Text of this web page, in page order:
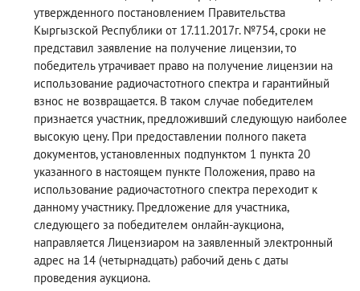
утвержденного постановлением Правительства
Кыргызской Республики от 17.11.2017г. №754, сроки не
представил заявление на получение лицензии, то
победитель утрачивает право на получение лицензии на
использование радиочастотного спектра и гарантийный
взнос не возвращается. В таком случае победителем
признается участник, предложивший следующую наиболее
высокую цену. При предоставлении полного пакета
документов, установленных подпунктом 1 пункта 20
указанного в настоящем пункте Положения, право на
использование радиочастотного спектра переходит к
данному участнику. Предложение для участника,
следующего за победителем онлайн-аукциона,
направляется Лицензиаром на заявленный электронный
адрес на 14 (четырнадцать) рабочий день с даты
проведения аукциона.